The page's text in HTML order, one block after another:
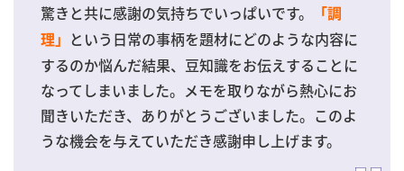
驚きと共に感謝の気持ちでいっぱいです。
「調
理」
という日常の事柄を題材にどのような内容に
するのか悩んだ結果、豆知識をお伝えすることに
なってしまいました。メモを取りながら熱心にお
聞きいただき、ありがとうございました。このよ
うな機会を与えていただき感謝申し上げます。